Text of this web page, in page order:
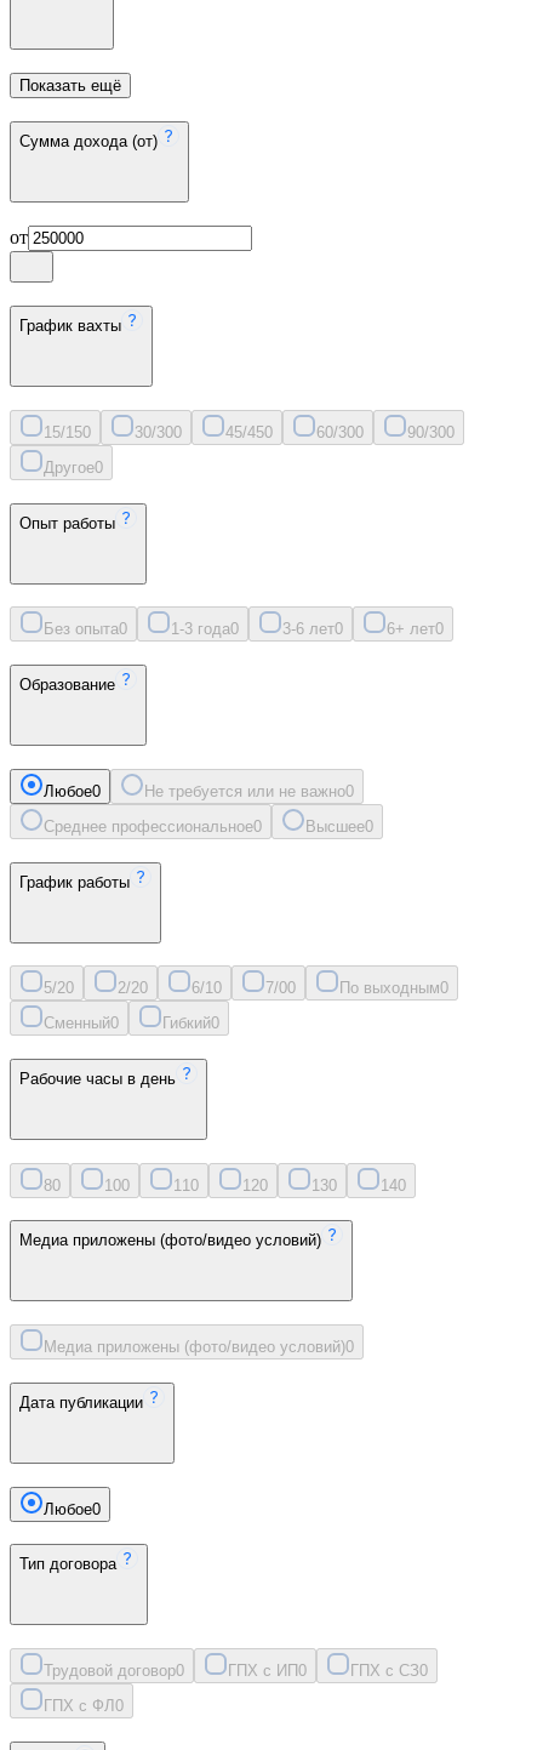
Показать ещё
Сумма дохода (от)
от
График вахты
15/150 30/300 45/450 60/300 90/300
Другое0
Опыт работы
Без опыта0 1-3 года0 3-6 лет0 6+ лет0
Образование
Любое0 Не требуется или не важно0
Среднее профессиональное0 Высшее0
График работы
5/20 2/20 6/10 7/00 По выходным0
Сменный0 Гибкий0
Рабочие часы в день
80 100 11 0 120 130 140
Медиа приложены (фото/видео условий)
Медиа приложены (фото/видео условий)0
Дата публикации
Любое0
Тип договора
Трудовой договор0 ГПХ с ИП0 ГПХ с СЗ0
ГПХ с ФЛ 0